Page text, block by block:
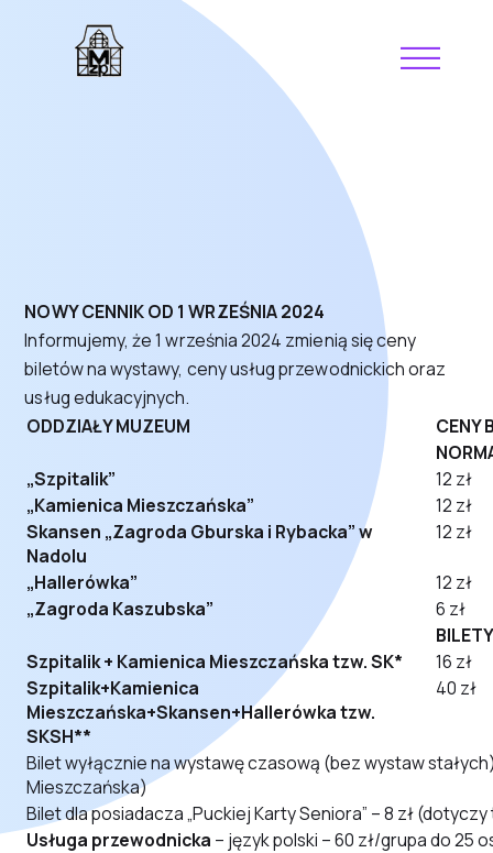
NOWY CENNIK OD 1 WRZEŚNIA 2024
Informujemy, że 1 września 2024 zmienią się ceny
biletów na wystawy, ceny usług przewodnickich oraz
usług edukacyjnych.
ODDZIAŁY MUZEUM
CENY
„Szpitalik”
12 zł
„Kamienica Mieszczańska”
12 zł
Skansen „Zagroda Gburska i Rybacka” w
Nadolu
12 zł
„Hallerówka”
12 zł
„Zagroda Kaszubska”
6 zł
Szpitalik + Kamienica Mieszczańska tzw. SK*
16 zł
Szpitalik+Kamienica
Mieszczańska+Skansen+Hallerówka tzw.
SKSH**
40 zł
Bilet wyłącznie na wystawę czasową (bez wystaw
Mieszczańska)
Bilet dla posiadacza „Puckiej Karty Seniora” – 8 zł
Usługa przewodnicka – język polski – 60 zł/grupa do 25